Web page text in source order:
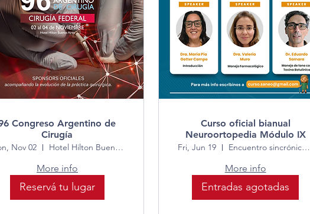
Congreso Argentino de
Cirugía
Nov 02 Hotel Hilton Buenos Aires
More info
Reservá tu lugar
Curso oficial bianual
Neuroortopedia Módulo IX
Fri, Jun 19 Encuentro sincrónico vía Zoom
More info
Entradas agotadas